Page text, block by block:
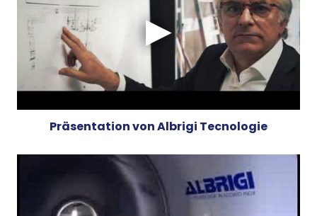
Präsentation von Albrigi Tecnologie